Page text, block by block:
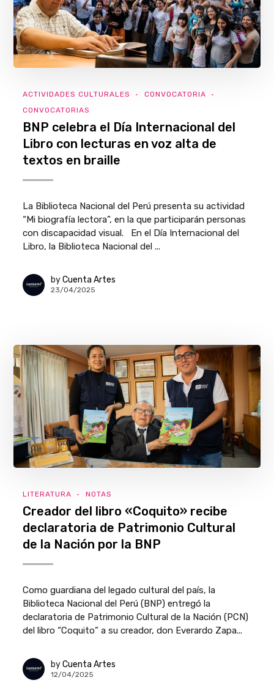
ACTIVIDADES CULTURALES
CONVOCATORIA
CONVOCATORIAS
BNP celebra el Día Internacional del
Libro con lecturas en voz alta de
textos en braille
La Biblioteca Nacional del Perú presenta su actividad
“Mi biografía lectora”, en la que participarán personas
con discapacidad visual. En el Día Internacional del
Libro, la Biblioteca Nacional del ...
by Cuenta Artes
23/04/2025
LITERATURA NOTAS
Creador del libro «Coquito» recibe
declaratoria de Patrimonio Cultural
de la Nación por la BNP
Como guardiana del legado cultural del país, la
Biblioteca Nacional del Perú (BNP) entregó la
declaratoria de Patrimonio Cultural de la Nación (PCN)
del libro “Coquito” a su creador, don Everardo Zapa...
by Cuenta Artes
12/04/2025